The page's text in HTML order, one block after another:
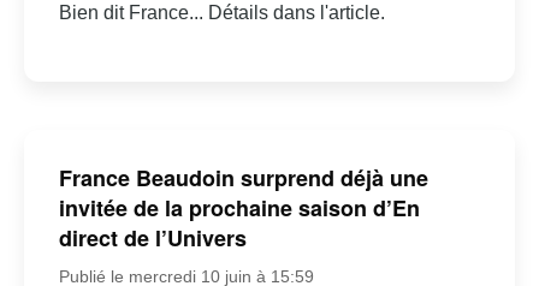
Bien dit France... Détails dans l'article.
France Beaudoin surprend déjà une
invitée de la prochaine saison d’En
direct de l’Univers
Publié le mercredi 10 juin à 15:59